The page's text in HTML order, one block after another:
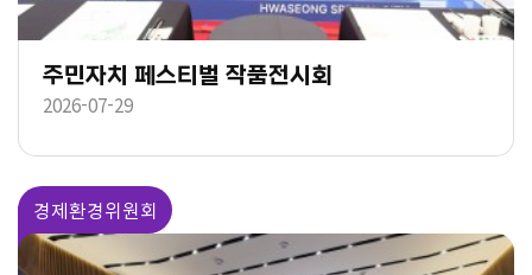
주민자치 페스티벌 작품전시회
2026-07-29
경제환경위원회